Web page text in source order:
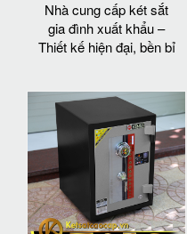
Nhà cung cấp két sắt
gia đình xuất khẩu –
Thiết kế hiện đại, bền bỉ